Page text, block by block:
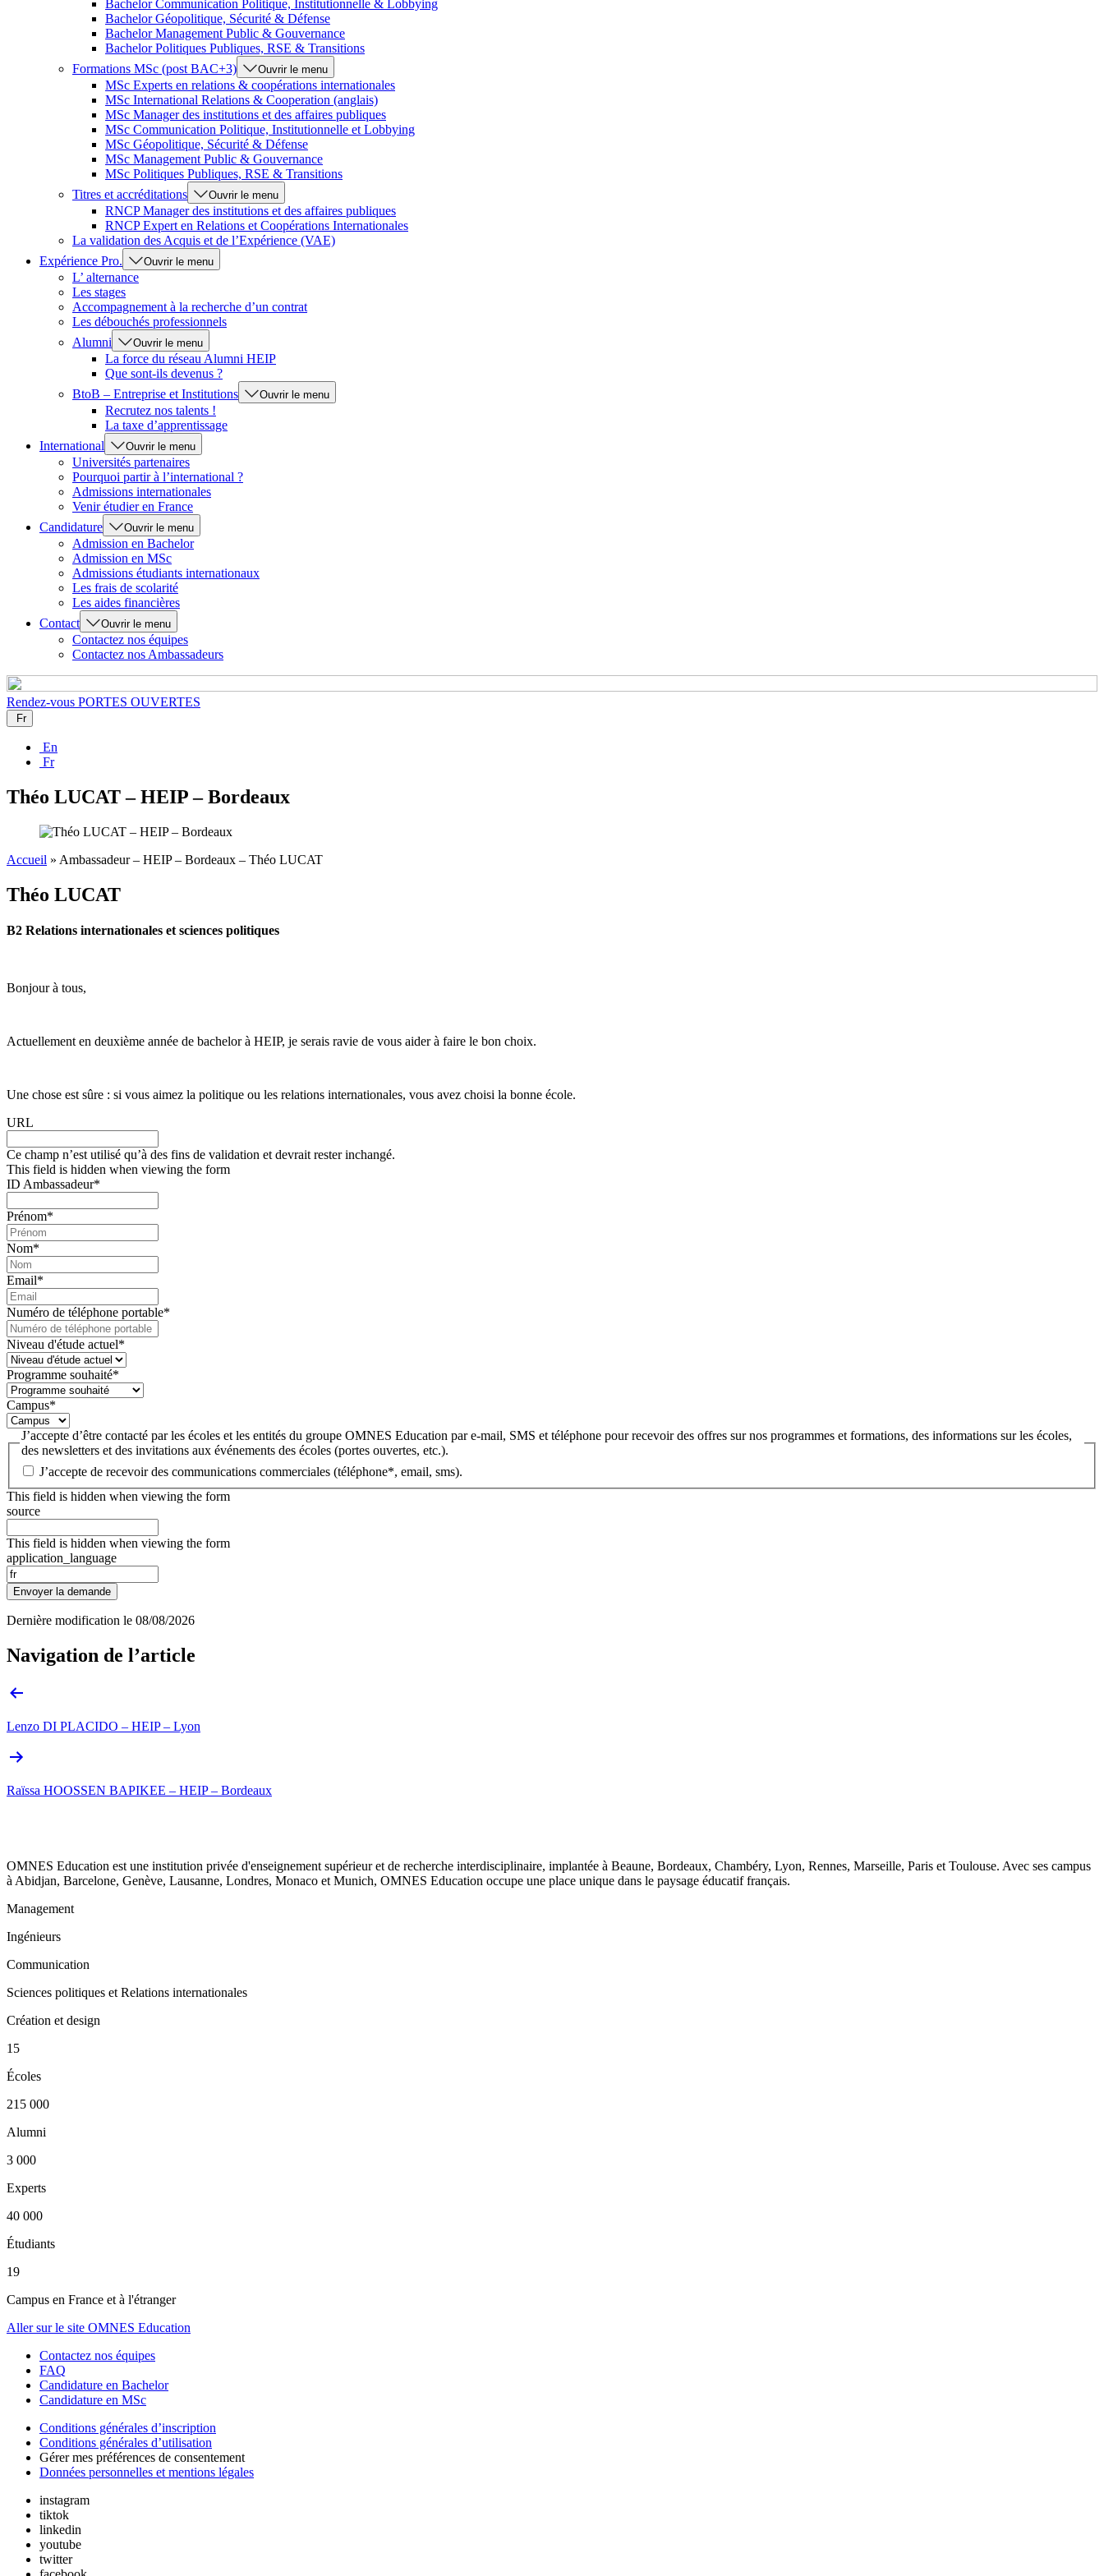
Bachelor Communication Politique, Institutionnelle & Lobbying
Bachelor Géopolitique, Sécurité & Défense
Bachelor Management Public & Gouvernance
Bachelor Politiques Publiques, RSE & Transitions
Formations MSc (post BAC+3)
Ouvrir le menu
MSc Experts en relations & coopérations internationales
MSc International Relations & Cooperation (anglais)
MSc Manager des institutions et des affaires publiques
MSc Communication Politique, Institutionnelle et Lobbying
MSc Géopolitique, Sécurité & Défense
MSc Management Public & Gouvernance
MSc Politiques Publiques, RSE & Transitions
Titres et accréditations
Ouvrir le menu
RNCP Manager des institutions et des affaires publiques
RNCP Expert en Relations et Coopérations Internationales
La validation des Acquis et de l’Expérience (VAE)
Expérience Pro.
Ouvrir le menu
L’ alternance
Les stages
Accompagnement à la recherche d’un contrat
Les débouchés professionnels
Alumni
Ouvrir le menu
La force du réseau Alumni HEIP
Que sont-ils devenus ?
BtoB – Entreprise et Institutions
Ouvrir le menu
Recrutez nos talents !
La taxe d’apprentissage
International
Ouvrir le menu
Universités partenaires
Pourquoi partir à l’international ?
Admissions internationales
Venir étudier en France
Candidature
Ouvrir le menu
Admission en Bachelor
Admission en MSc
Admissions étudiants internationaux
Les frais de scolarité
Les aides financières
Contact
Ouvrir le menu
Contactez nos équipes
Contactez nos Ambassadeurs
Rendez-vous PORTES OUVERTES
Fr
En
Fr
Théo LUCAT – HEIP – Bordeaux
Accueil » Ambassadeur – HEIP – Bordeaux – Théo LUCAT
Théo LUCAT
B2 Relations internationales et sciences politiques
Bonjour à tous,
Actuellement en deuxième année de bachelor à HEIP, je serais ravie de vous aider à faire le bon choix.
Une chose est sûre : si vous aimez la politique ou les relations internationales, vous avez choisi la bonne école.
URL
Ce champ n’est utilisé qu’à des fins de validation et devrait rester inchangé.
This field is hidden when viewing the form
ID Ambassadeur*
Prénom*
Nom*
Email*
Numéro de téléphone portable*
Niveau d'étude actuel*
Programme souhaité*
Campus*
J’accepte d’être contacté par les écoles et les entités du groupe OMNES Education par e-mail, SMS et téléphone pour recevoir des offres sur nos programmes et formations, des informations sur les écoles,
des newsletters et des invitations aux événements des écoles (portes ouvertes, etc.).
J’accepte de recevoir des communications commerciales (téléphone*, email, sms).
This field is hidden when viewing the form
source
This field is hidden when viewing the form
application_language
Envoyer la demande
Dernière modification le 08/08/2026
Navigation de l’article
Lenzo DI PLACIDO – HEIP – Lyon
Raïssa HOOSSEN BAPIKEE – HEIP – Bordeaux
OMNES Education est une institution privée d'enseignement supérieur et de recherche interdisciplinaire, implantée à Beaune, Bordeaux, Chambéry, Lyon, Rennes, Marseille, Paris et Toulouse. Avec ses campus
à Abidjan, Barcelone, Genève, Lausanne, Londres, Monaco et Munich, OMNES Education occupe une place unique dans le paysage éducatif français.
Management
Ingénieurs
Communication
Sciences politiques et Relations internationales
Création et design
15
Écoles
215 000
Alumni
3 000
Experts
40 000
Étudiants
19
Campus en France et à l'étranger
Aller sur le site OMNES Education
Contactez nos équipes
FAQ
Candidature en Bachelor
Candidature en MSc
Conditions générales d’inscription
Conditions générales d’utilisation
Gérer mes préférences de consentement
Données personnelles et mentions légales
instagram
tiktok
linkedin
youtube
twitter